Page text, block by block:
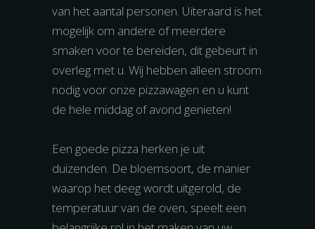
van het aantal personen. Uiteraard is het
mogelijk om andere of meerdere
smaken voor te bereiden, dit gebeurt in
overleg met u. Wij hebben alleen stroom
nodig voor onze pizzawagen en u kunt
de hele middag of avond genieten!
Een goede pizza herken je uit
duizenden. De bloemsoort, de manier
waarop het deeg wordt uitgerold, de
temperatuur van de oven, speelt een